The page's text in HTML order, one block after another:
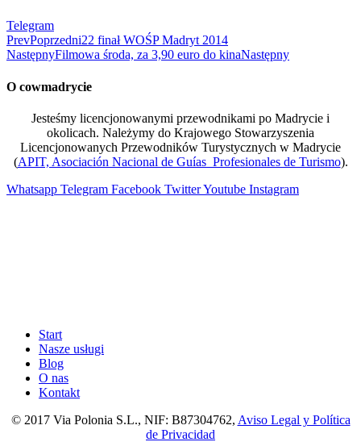
Telegram
PrevPoprzedni22 finał WOŚP Madryt 2014
NastępnyFilmowa środa, za 3,90 euro do kinaNastępny
O cowmadrycie
Jesteśmy licencjonowanymi przewodnikami po Madrycie i
okolicach. Należymy do Krajowego Stowarzyszenia
Licencjonowanych Przewodników Turystycznych w Madrycie
(APIT, Asociación Nacional de Guías Profesionales de Turismo).
Whatsapp Telegram Facebook TwitterYoutube Instagram
Start
Nasze usługi
Blog
O nas
Kontakt
© 2017 Via Polonia S.L., NIF: B87304762, Aviso Legal y Política
de Privacidad